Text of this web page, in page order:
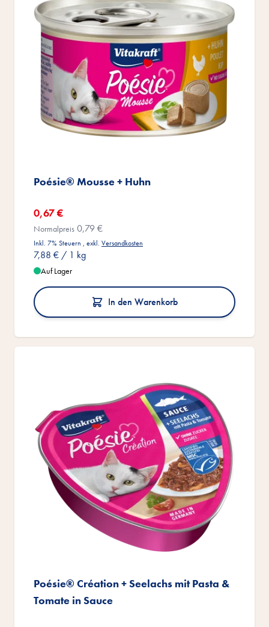
Poésie® Mousse + Huhn
Sonderangebot
0,67 €
Normalpreis 0,79 €
Inkl. 7% Steuern , exkl. Versandkosten
7,88 € / 1 kg
Auf Lager
In den Warenkorb
Poésie® Création + Seelachs mit Pasta &
Tomate in Sauce